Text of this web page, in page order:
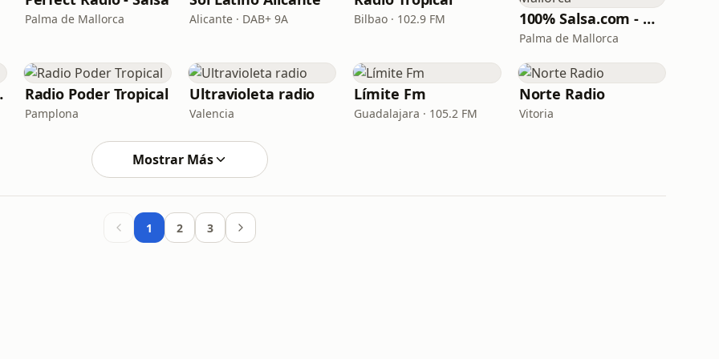
Palma de Mallorca Alicante · DAB+ 9A Bilbao · 102.9 FM 100% Salsa.com - Mallorca
Palma de Mallorca
Radio Poder Tropical
Pamplona
Ultravioleta radio
Valencia
Límite Fm
Guadalajara · 105.2 FM
Norte Radio
Vitoria
Mostrar Más
1 2 3